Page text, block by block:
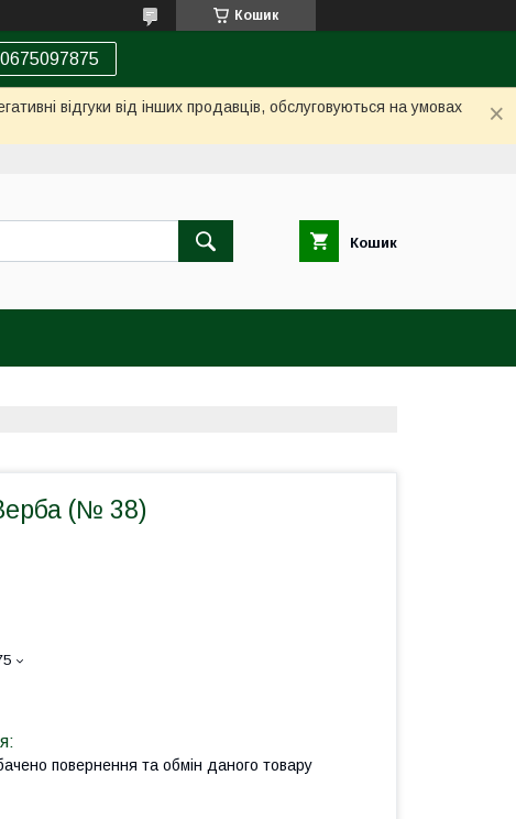
Кошик
0675097875
відгуки від інших продавців, обслуговуються на умовах
Кошик
(№ 38)
повернення та обмін даного товару